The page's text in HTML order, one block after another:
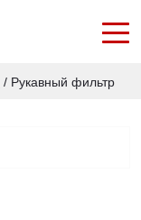
/ Рукавный фильтр